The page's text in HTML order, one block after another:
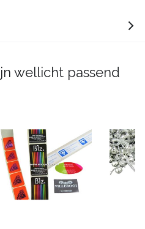
wellicht passend